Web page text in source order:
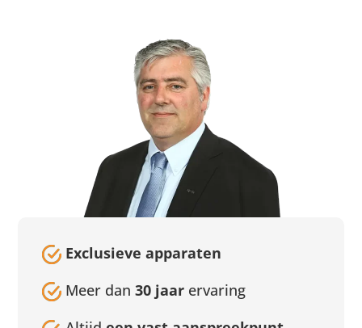
Exclusieve apparaten
Meer dan30 jaar ervaring